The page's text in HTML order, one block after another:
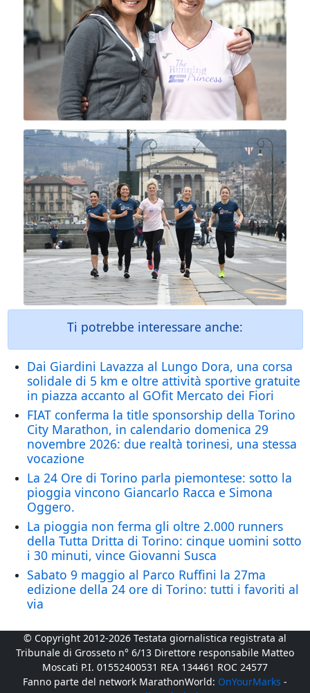
Ti potrebbe interessare anche:
Dai Giardini Lavazza al Lungo Dora, una corsa
solidale di 5 km e oltre attività sportive gratuite
in piazza accanto al GOfit Mercato dei Fiori
FIAT conferma la title sponsorship della Torino
City Marathon, in calendario domenica 29
novembre 2026: due realtà torinesi, una stessa
vocazione
La 24 Ore di Torino parla piemontese: sotto la
pioggia vincono Giancarlo Racca e Simona
Oggero.
La pioggia non ferma gli oltre 2.000 runners
della Tutta Dritta di Torino: cinque uomini sotto
i 30 minuti, vince Giovanni Susca
Sabato 9 maggio al Parco Ruffini la 27ma
edizione della 24 ore di Torino: tutti i favoriti al
via
© Copyright 2012-2026 Testata giornalistica registrata al
Tribunale di Grosseto n° 6/13 Direttore responsabile Matteo
Moscati P.I. 01552400531 REA 134461 ROC 24577
Fanno parte del network MarathonWorld: OnYourMarks -